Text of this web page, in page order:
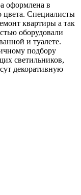
оформлена в
цвета. Специалисты
квартиры а так
оборудовали
и туалете.
подбору
светильников,
декоративную